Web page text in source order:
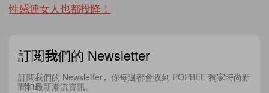
性感連女人也都投降！
訂閱我們的 Newsletter
訂閱我們的 Newsletter，你每週都會收到 POPBEE 獨家時尚新
聞和最新潮流資訊。